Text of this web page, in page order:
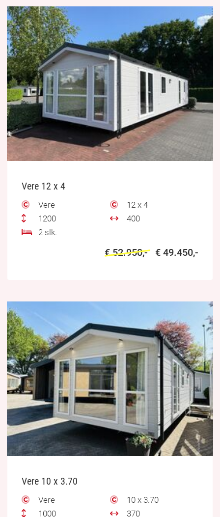
Vere 12 x 4
Vere
12 x 4
1200
400
2 slk.
€ 52.950,- € 49.450,-
Vere 10 x 3.70
Vere
10 x 3.70
1000
370